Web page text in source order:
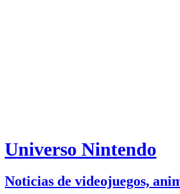
Universo Nintendo
Noticias de videojuegos,